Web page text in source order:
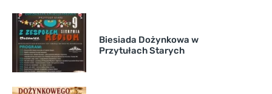
Biesiada Dożynkowa w
Przytułach Starych